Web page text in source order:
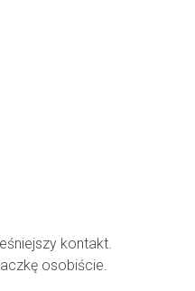
kontakt.
osobiście.